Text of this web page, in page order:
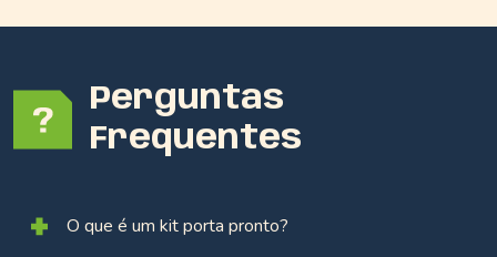
Perguntas
Frequentes
O que é um kit porta pronto?